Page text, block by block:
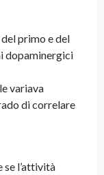
del primo e del
dopaminergici
variava
di correlare
se l’attività